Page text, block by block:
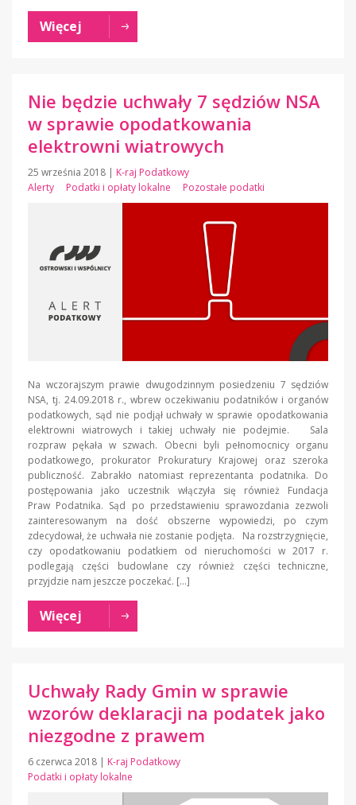
Więcej
Nie będzie uchwały 7 sędziów NSA
w sprawie opodatkowania
elektrowni wiatrowych
25 września 2018 | K-raj Podatkowy
Alerty
Podatki i opłaty lokalne Pozostałe podatki
Na wczorajszym prawie dwugodzinnym posiedzeniu 7 sędziów
NSA, tj. 24.09.2018 r., wbrew oczekiwaniu podatników i organów
podatkowych, sąd nie podjął uchwały w sprawie opodatkowania
elektrowni wiatrowych i takiej uchwały nie podejmie. Sala
rozpraw pękała w szwach. Obecni byli pełnomocnicy organu
podatkowego, prokurator Prokuratury Krajowej oraz szeroka
publiczność. Zabrakło natomiast reprezentanta podatnika. Do
postępowania jako uczestnik włączyła się również Fundacja
Praw Podatnika. Sąd po przedstawieniu sprawozdania zezwoli
zainteresowanym na dość obszerne wypowiedzi, po czym
zdecydował, że uchwała nie zostanie podjęta. Na rozstrzygnięcie,
czy opodatkowaniu podatkiem od nieruchomości w 2017 r.
podlegają części budowlane czy również części techniczne,
przyjdzie nam jeszcze poczekać. […]
Więcej
Uchwały Rady Gmin w sprawie
wzorów deklaracji na podatek jako
niezgodne z prawem
6 czerwca 2018 | K-raj Podatkowy
Podatki i opłaty lokalne